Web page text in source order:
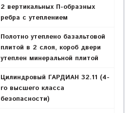
2 вертикальных П-образных
ребра с утеплением
Полотно утеплено базальтовой
плитой в 2 слоя, короб двери
утеплен минеральной плитой
Цилиндровый ГАРДИАН 32.11 (4-
го высшего класса
безопасности)